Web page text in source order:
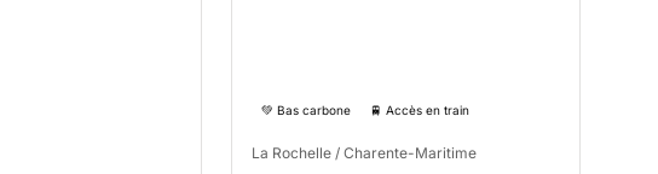
💚 Bas carbone 🚆 Accès en train
La Rochelle / Charente-Maritime